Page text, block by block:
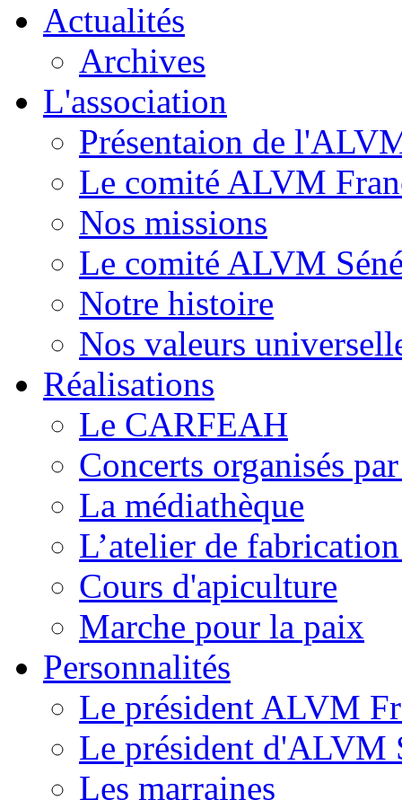
Actualités
Archives
L'association
Présentaion de
Le comité ALVM
Nos missions
Le comité ALVM
Notre histoire
Nos valeurs
Réalisations
Le CARFEAH
Concerts organisés
La médiathèque
L’atelier de
Cours d'apiculture
Marche pour la paix
Personnalités
Le président ALVM
Le président d'ALVM
Les marraines